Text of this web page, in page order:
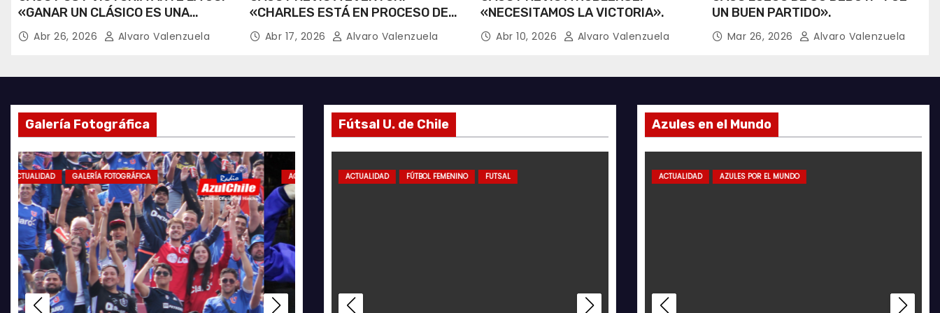
«GANAR UN CLÁSICO ES UNA
ALEGRÍA».
Abr 26, 2026 Alvaro Valenzuela
«CHARLES ESTÁ EN PROCESO DE
RECUPERACIÓN».
Abr 17, 2026 Alvaro Valenzuela
«NECESITAMOS LA VICTORIA».
Abr 10, 2026 Alvaro Valenzuela
UN BUEN PARTIDO».
Mar 26, 2026 Alvaro Valenzuela
Galería Fotográfica
ACTUALIDAD GALERÍA FOTOGRÁFICA ACTUALIDAD GALERÍA FOTOGRÁFICA GALERÍA FOTOGRÁFICA
Fútsal U. de Chile
ACTUALIDAD FÚTBOL FEMENINO FUTSAL ACTUALIDAD FUTSAL ACTUALIDAD FUTSAL
Azules en el Mundo
ACTUALIDAD AZULES POR EL MUNDO ACTUALIDAD AZULES POR EL MUNDO ACTUALIDAD AZULES POR EL MUNDO